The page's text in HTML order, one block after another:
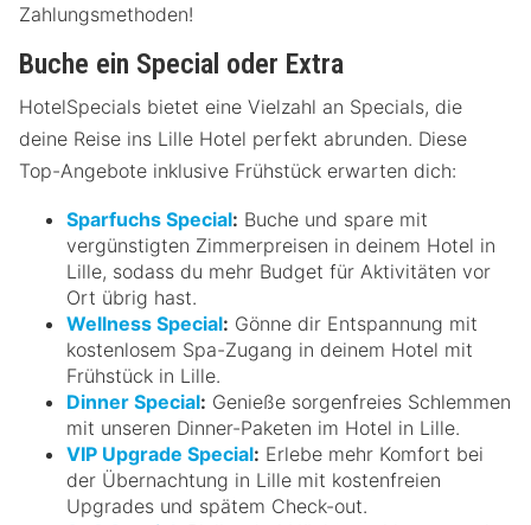
Zahlungsmethoden!
Buche ein Special oder Extra
HotelSpecials bietet eine Vielzahl an Specials, die
deine Reise ins Lille Hotel perfekt abrunden. Diese
Top-Angebote inklusive Frühstück erwarten dich:
Sparfuchs Special: Buche und spare mit
vergünstigten Zimmerpreisen in deinem Hotel in
Lille, sodass du mehr Budget für Aktivitäten vor
Ort übrig hast.
Wellness Special: Gönne dir Entspannung mit
kostenlosem Spa-Zugang in deinem Hotel mit
Frühstück in Lille.
Dinner Special: Genieße sorgenfreies Schlemmen
mit unseren Dinner-Paketen im Hotel in Lille.
VIP Upgrade Special: Erlebe mehr Komfort bei
der Übernachtung in Lille mit kostenfreien
Upgrades und spätem Check-out.